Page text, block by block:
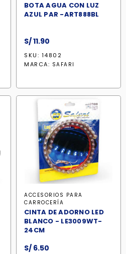
BOTA AGUA CON LUZ
AZUL PAR -ART888BL
S/11.90
SKU: 14802
MARCA: SAFARI
ACCESORIOS PARA
CARROCERÍA
CINTA DE ADORNO LED
BLANCO - LE3009WT-
24CM
S/ 6.50